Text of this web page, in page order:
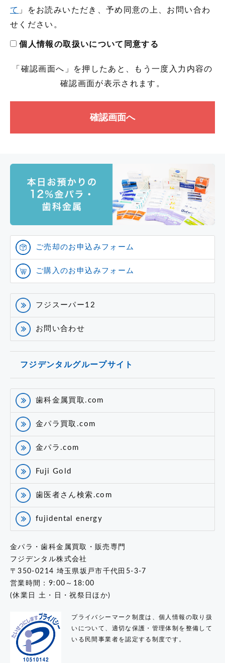
て 」をお読みいただき、予め同意の上、お問い合わ
せください。
個人情報の取扱いについて同意する
「確認画面へ」を押したあと、もう一度入力内容の
確認画面が表示されます。
ご売却のお申込みフォーム
ご購入のお申込みフォーム
フジスーパー12
お問い合わせ
フジデンタルグループサイト
歯科金属買取.com
金パラ買取.com
金パラ.com
Fuji Gold
歯医者さん検索.com
fujidental energy
金パラ・歯科金属買取・販売専門
フジデンタル株式会社
〒350-0214 埼玉県坂戸市千代田5-3-7
営業時間：9:00～18:00
(休業日 土・日・祝祭日ほか)
プライバシーマーク制度は、個人情報の取り扱
いについて、適切な保護・管理体制を整備して
いる民間事業者を認定する制度です。